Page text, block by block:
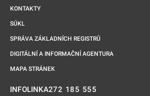
KONTAKTY
SÚKL
SPRÁVA ZÁKLADNÍCH REGISTRŮ
DIGITÁLNÍ A INFORMAČNÍ AGENTURA
MAPA STRÁNEK
INFOLINKA272 185 555